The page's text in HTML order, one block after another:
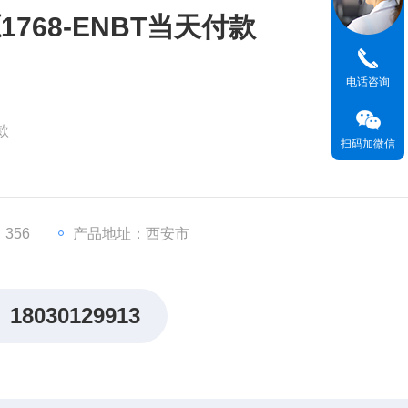
ENBT当天付款
Mbps，兼容IEEE 802.3标准
356 产品地址：西安市
18030129913
电话咨询
扫码加微信